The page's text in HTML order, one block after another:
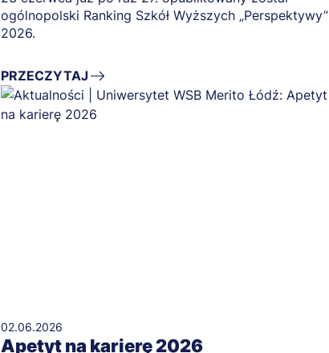
ogólnopolski Ranking Szkół Wyższych „Perspektywy”
2026.
PRZECZYTAJ
02.06.2026
Apetyt na karierę 2026